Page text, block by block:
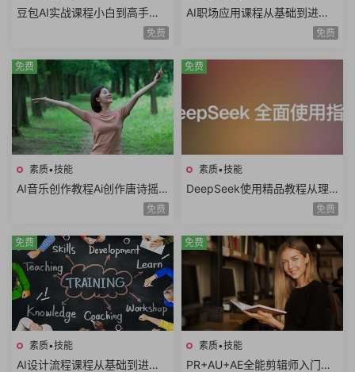
豆包AI实战课程小白到高手速
成豆包智能体AI写作辅助内容
免费
AI职场应用课程从基础到进阶
写日报做PPT做Excel写方案写
免费
素质•技能
AI音乐创作教程Ai创作唐诗摇
滚AI复活老照片AI制作MV情歌
免费
免费
素质•技能
DeepSeek使用精品教程从理
论到实践模型训练DeepSeek
免费
免费
素质•技能
AI设计流程课程从基础到进阶A
免费
素质•技能
PR+AU+AE全能剪辑师入门课
免费